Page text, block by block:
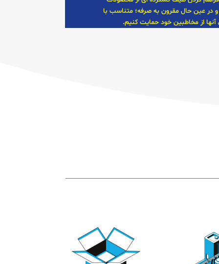
و در عین حال مقرون به صرفه؛ متناسب با
آنها از مخاطبین خود حمایت کنیم.